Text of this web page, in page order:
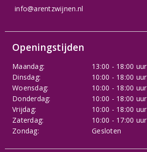
info@arentzwijnen.nl
Openingstijden
Maandag:
13:00 - 18:00 uur
Dinsdag:
10:00 - 18:00 uur
Woensdag:
10:00 - 18:00 uur
Donderdag:
10:00 - 18:00 uur
Vrijdag:
10:00 - 18:00 uur
Zaterdag:
10:00 - 17:00 uur
Zondag:
Gesloten